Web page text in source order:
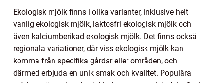
Ekologisk mjölk finns i olika varianter, inklusive helt
vanlig ekologisk mjölk, laktosfri ekologisk mjölk och
även kalciumberikad ekologisk mjölk. Det finns också
regionala variationer, där viss ekologisk mjölk kan
komma från specifika gårdar eller områden, och
därmed erbjuda en unik smak och kvalitet. Populära